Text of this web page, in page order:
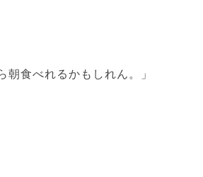
朝食べれるかもしれん。」